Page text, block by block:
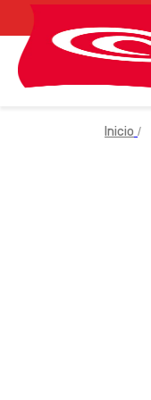
Inicio